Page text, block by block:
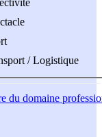
/ Logistique
du domaine